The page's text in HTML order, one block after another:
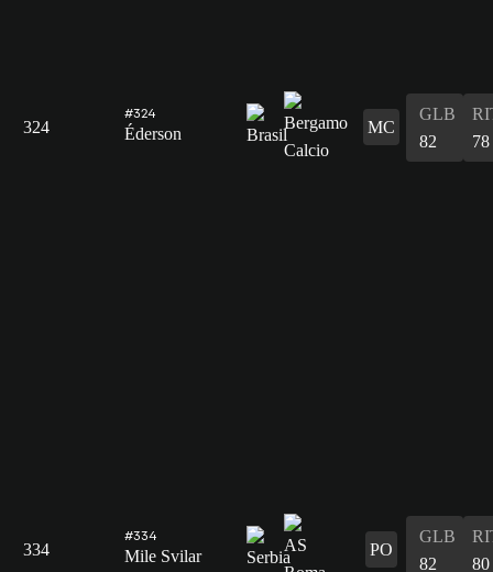
324
#324
Éderson MC
GLB
82
78
334
#334
Mile Svilar PO
GLB
82
80